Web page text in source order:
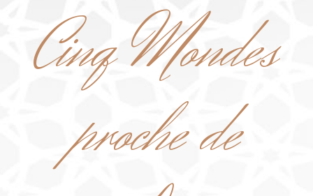
Cinq Mondes
proche de